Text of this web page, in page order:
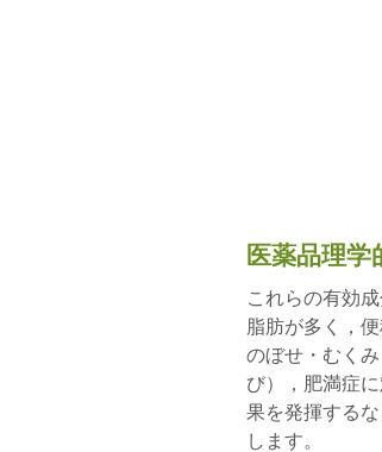
医薬品理学
これらの有効
脂肪が多く，
のぼせ・むく
び），肥満症
果を発揮する
します。